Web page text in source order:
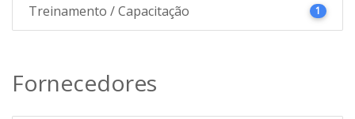
Treinamento / Capacitação 1
Fornecedores